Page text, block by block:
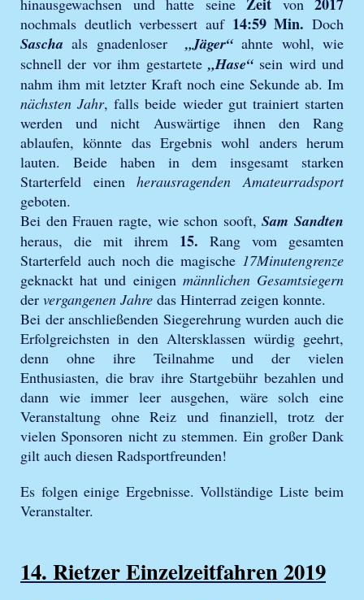
hinausgewachsen und hatte seine von
nochmals deutlich verbessert auf 14:59 Min. Doch
Sascha als gnadenloser „Jäger“ahnte wohl, wie
schnell der vor ihm gestartete „Hase“sein wird und
nahm ihm mit letzter Kraft noch eine Sekunde ab. Im
nächsten Jahr, falls beide wieder gut trainiert starten
werden und nicht Auswärtige ihnen den Rang
ablaufen, könnte das Ergebnis wohl anders herum
lauten. Beide haben in dem insgesamt starken
Starterfeld einenherausragenden Amateurradsport
geboten.
Bei den Frauen ragte, wie schon sooft,Sam Sandten
heraus, die mit ihrem 15. Rang vom gesamten
Starterfeld auch noch die magische 17Minutengrenze
geknackt hat und einigen männlichen Gesamtsiegern
der vergangenen Jahre das Hinterrad zeigen konnte.
Bei der anschließenden Siegerehrung wurden auch die
Erfolgreichsten in den Altersklassen würdig geehrt,
denn ohne ihre Teilnahme und der vielen
Enthusiasten, die brav ihre Startgebühr bezahlen und
dann wie immer leer ausgehen, wäre solch eine
Veranstaltung ohne Reiz und finanziell, trotz der
vielen Sponsoren nicht zu stemmen. Ein großer Dank
gilt auch diesen Radsportfreunden!
Es folgen einige Ergebnisse. Vollständige Liste beim
Veranstalter.
14. Rietzer Einzelzeitfahren 2019